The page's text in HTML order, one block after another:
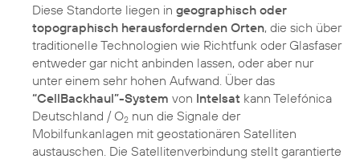
Diese Standorte liegen in geographisch oder
topographisch herausfordernden Orten, die sich über
traditionelle Technologien wie Richtfunk oder Glasfaser
entweder gar nicht anbinden lassen, oder aber nur
unter einem sehr hohen Aufwand. Über das
“CellBackhaul”-System von Intelsat kann Telefónica
Deutschland / O2 nun die Signale der
Mobilfunkanlagen mit geostationären Satelliten
austauschen. Die Satellitenverbindung stellt garantierte